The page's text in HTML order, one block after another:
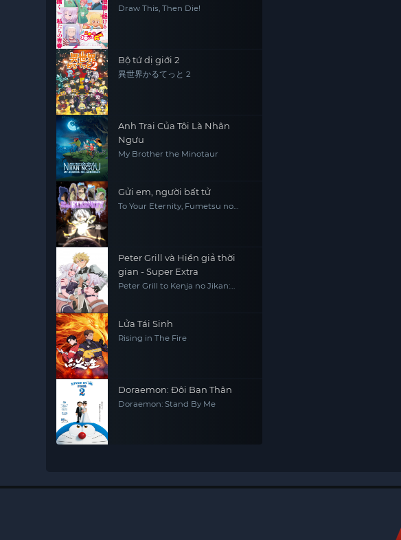
Draw This, Then Die!
Bộ tứ dị giới 2
異世界かるてっと 2
Anh Trai Của Tôi Là Nhân
Ngưu
My Brother the Minotaur
Gửi em, người bất tử
To Your Eternity, Fumetsu no
Peter Grill và Hiền giả thời
gian - Super Extra
Peter Grill to Kenja no Jikan:
Lửa Tái Sinh
Rising in The Fire
Doraemon: Đôi Bạn Thân
Doraemon: Stand By Me